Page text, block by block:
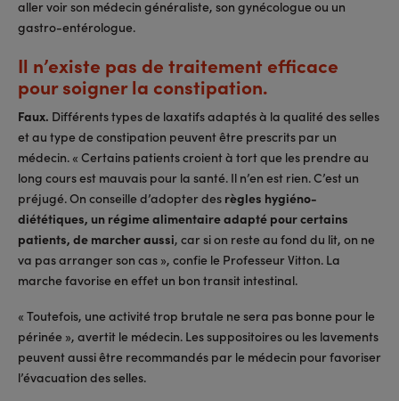
aller voir son médecin généraliste, son gynécologue ou un
gastro-entérologue.
Il n’existe pas de traitement efficace
pour soigner la constipation.
Faux. Différents types de laxatifs adaptés à la qualité des selles
et au type de constipation peuvent être prescrits par un
médecin. « Certains patients croient à tort que les prendre au
long cours est mauvais pour la santé. Il n’en est rien. C’est un
préjugé. On conseille d’adopter des règles hygiéno-
diététiques, un régime alimentaire adapté pour certains
patients, de marcher aussi, car si on reste au fond du lit, on ne
va pas arranger son cas », confie le Professeur Vitton. La
marche favorise en effet un bon transit intestinal.
« Toutefois, une activité trop brutale ne sera pas bonne pour le
périnée », avertit le médecin. Les suppositoires ou les lavements
peuvent aussi être recommandés par le médecin pour favoriser
l’évacuation des selles.